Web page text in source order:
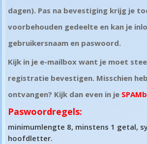
dagen). Pas na bevestiging krijg je
voorbehouden gedeelte en kan je
gebruikersnaam en paswoord.
Kijk in je e-mailbox want je moet
registratie bevestigen. Misschien
ontvangen? Kijk dan even in je
Paswoordregels:
minimumlengte 8, minstens 1 getal,
hoofdletter.